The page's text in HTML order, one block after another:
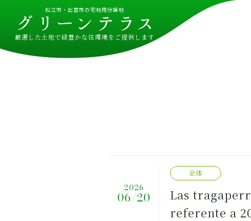
松江市・出雲市の宅地用分譲地
厳選した土地で緑豊かな住環境をご提供します
2026
06/20
全体
Las
referente a